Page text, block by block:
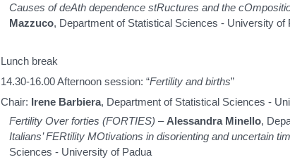
Causes of deAth dependence stRuctures and the
Mazzuco, Department of Statistical Sciences - University
Lunch break
14.30-16.00 Afternoon session: “Fertility and births”
Chair: Irene Barbiera, Department of Statistical Sciences -
Fertility Over forties (FORTIES) – Alessandra Minello,
Italians’ FERtility MOtivations in disorienting and uncertain
Sciences - University of Padua